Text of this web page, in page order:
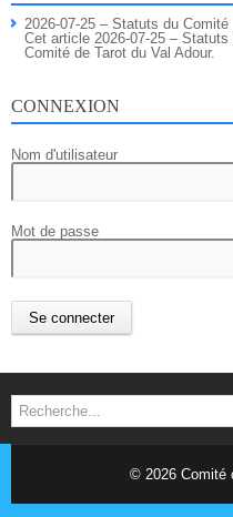
2026-07-25 – Statuts du Comité
Cet article 2026-07-25 –
Comité de Tarot du Val Adour.
CONNEXION
Nom d'utilisateur
Mot de passe
© 2026 Comité